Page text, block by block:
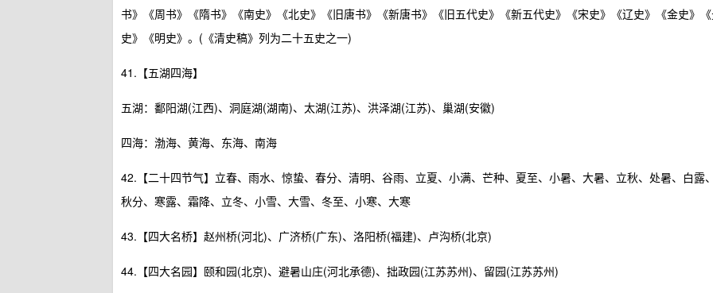
书》《周书》《隋书》《南史》《北史》《旧唐书》《新唐书》《旧五代史》《新五代史》《宋史》《辽史》《金史》
史》《明史》。(《清史稿》列为二十五史之一)
41.【五湖四海】
五湖：鄱阳湖(江西)、洞庭湖(湖南)、太湖(江苏)、洪泽湖(江苏)、巢湖(安徽)
四海：渤海、黄海、东海、南海
42.【二十四节气】立春、雨水、惊蛰、春分、清明、谷雨、立夏、小满、芒种、夏至、小暑、大暑、立秋、处暑、白露
秋分、寒露、霜降、立冬、小雪、大雪、冬至、小寒、大寒
43.【四大名桥】赵州桥(河北)、广济桥(广东)、洛阳桥(福建)、卢沟桥(北京)
44.【四大名园】颐和园(北京)、避暑山庄(河北承德)、拙政园(江苏苏州)、留园(江苏苏州)